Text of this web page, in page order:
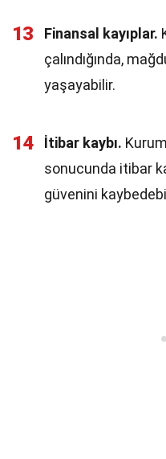
13 Finansal kayıplar.
çalındığında,
yaşayabilir.
14 İtibar kaybı.
sonucunda itibar
güvenini